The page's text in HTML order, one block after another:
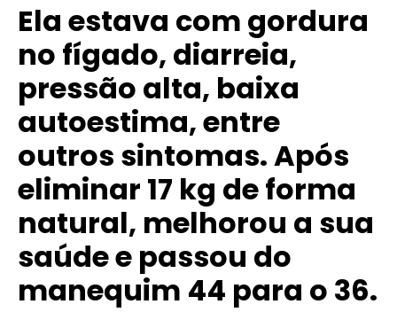
Ela estava com gordura
no fígado, diarreia,
pressão alta, baixa
autoestima, entre
outros sintomas. Após
eliminar 17 kg de forma
natural, melhorou a sua
saúde e passou do
manequim 44 para o 36.